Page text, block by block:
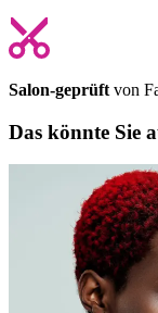
Salon-geprüft von
Das könnte Sie